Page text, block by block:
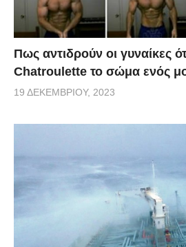
Πως αντιδρούν οι γυναίκες
Chatroulette το σώμα ενός
19 ΔΕΚΕΜΒΡΊΟΥ, 2023